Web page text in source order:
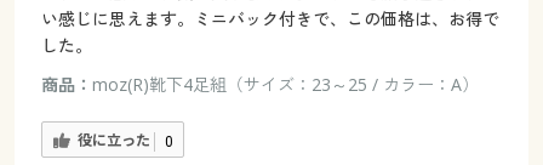
い感じに思えます。ミニバック付きで、この価格は、お得で
した。
商品： moz(R)靴下4足組（サイズ：23～25 / カラー：A）
役に立った 0